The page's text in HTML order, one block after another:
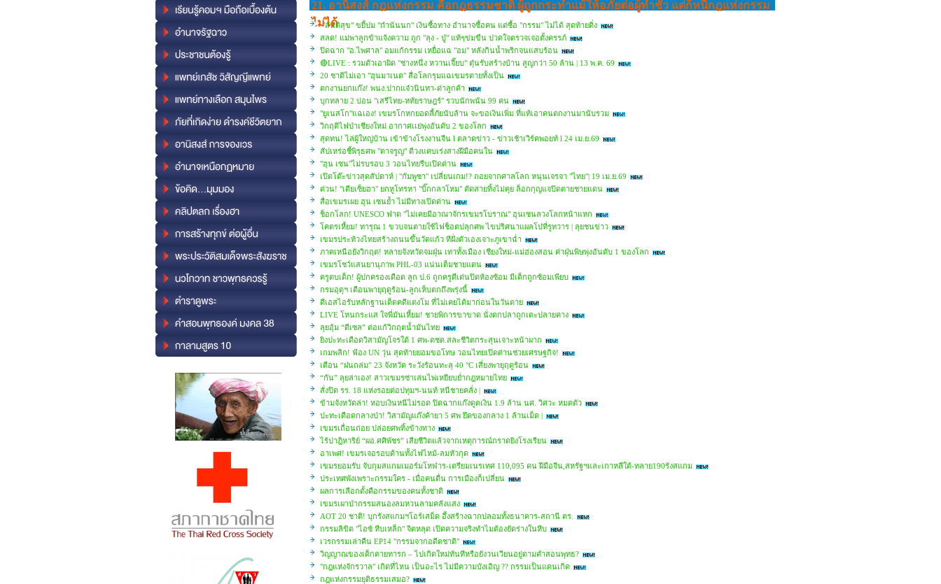
21. อานิสงส์ กฎแห่งกรรม คือกฎธรรมชาติ ผู้ถูกกระทําแม้ให้อภัยต่อผู้ทําชั่ว แต่ก็หนีกฎแห่งกรรม
ไม่ได้
"สันติสุข" ขยี้ปม "กำนันนก" เงินซื้อทาง อำนาจซื้อคน แต่ซื้อ "กรรม" ไม่ได้ สุดท้ายดิ่ง
สลด! แม่พาลูกข้าแจ้งความ ถูก "ลุง - ปู่" แท้ๆข่มขืน ปวดใจตรวจเจอตั้งครรภ์
ปิดฉาก "อ.ไพศาล" อมแก้กรรม เหยื่อแฉ "อม" หลังกินน้ำพริกจนแสบร้อน
🔴LIVE : รวมตัวเอาผิด "ช่างหนึ่ง หวานเจี๊ยบ" ตุ๋นรับสร้างบ้าน สูญกว่า 50 ล้าน | 13 พ.ค. 69
20 ชาติไม่เอา "ฮุนมาเนต" สื่อโลกรุมแฉเขมรตายทั้งเป็น
ตกงานยกแก๊ง! พนง.ปากแจ๋วนินทา-ด่าลูกค้า
บุกทลาย 2 บ่อน "เสรีไทย-หทัยราษฎร์" รวบนักพนัน 99 คน
"ยูเนสโก"แฉเอง! เขมรโกหกยอดลี้ภัยนับล้าน จะขอเงินเพิ่ม ที่แท้เอาคนตกงานมานับรวม
วิกฤติไฟป่าเชียงใหม่ อากาศเเย่พุ่งอันดับ 2 ของโลก
สุดทน! ไล่ผู้ใหญ่บ้าน เข้าข้างโรงงานจีน l ตลาดข่าว - ข่าวเช้าเวิร์คพอยท์ l 24 เม.ย.69
สัปเหร่อชี้พิรุธศพ "ตาจรูญ" ตีวงแคบเร่งสางฝีมือคนใน
"ฮุน เซน"ไม่รบรอบ 3 วอนไทยรีบเปิดด่าน
เปิดโต๊ะข่าวสุดสัปดาห์ | "กัมพูชา" เปลี่ยนเกม!? ถอยจากศาลโลก หนุนเจรจา "ไทย"| 19 เม.ย.69
ด่วน! "เตียเซ็ยฮา" ยกหูโทรหา "บิ๊กกลาโหม" ตัดสายทิ้งไม่คุย ล็อกกุญแจปิดตายชายแดน
สื่อเขมรเผย ฮุน เซนย้ำ ไม่มีทางเปิดด่าน
ช็อกโลก! UNESCO ฟาด "ไม่เคยมีอาณาจักรเขมรโบราณ" ฮุนเซนลวงโลกหน้าแหก
โคตรเหี้ยม! ทารุณ 1 ขวบจนตายใช้ไฟช็อตปลุกศพ ไขปริศนาแผลโบ๋ที่รูทวาร | ลุยชนข่าว
เขมรประท้วงไทยสร้างถนนขึ้นวัดแก้ว ทีฝั่งตัวเองเจาะภูเขาฉ่ำ
ภาคเหนือยังวิกฤต! หลายจังหวัดจมฝุ่น เทาทั้งเมือง เชียงใหม่-แม่ฮ่องสอน ค่าฝุ่นพิษพุ่งอันดับ 1 ของโลก
เขมรโชว์แสนยานุภาพ PHL-03 แน่นเต็มชายแดน
ครูตบเด็ก! ผู้ปกครองเดือด ลูก ป.6 ถูกครูดีเด่นปิดห้องซ้อม มีเด็กถูกซ้อมเพียบ
กรมอุตุฯ เตือนพายุฤดูร้อน-ลูกเห็บตกถึงพรุ่งนี้
ดีเอสไอรับหลักฐานเด็ดคดีแตงโม ที่ไม่เคยได้มาก่อนในวันตาย
LIVE โหนกระแส ใจพี่มันเหี้ยม! ชายพิการขาขาด นั่งตกปลาถูกเตะปลายคาง
ลุยอุ้ม “ดีเซล” ต่อแก้วิกฤตน้ำมันไทย
ยิงปะทะเดือดวิสามัญโจรใต้ 1 ศพ-ตชด.สละชีวิตกระสุนเจาะหน้าผาก
เกมพลิก! ฟ้อง UN วุ่น สุดท้ายยอมขอโทษ วอนไทยเปิดด่านช่วยเศรษฐกิจ!
เตือน “ฝนถล่ม” 23 จังหวัด ระวังร้อนทะลุ 40 °C เสี่ยงพายุฤดูร้อน
“กัน” ลุยล่าเอง! สาวเขมรซ่าเล่นไพ่เหยียบย่ำกฎหมายไทย
สั่งปิด รร. 18 แห่งรอยต่อปทุมฯ-นนท์ หนีชายคลั่ง |
ข้ามจังหวัดล่า! หอบเงินหนีไม่รอด ปิดฉากแก๊งดูดเงิน 1.9 ล้าน นศ. วิศวะ หมดตัว
ปะทะเดือดกลางป่า! วิสามัญแก๊งค้ายา 5 ศพ ยึดของกลาง 1 ล้านเม็ด |
เขมรเถื่อนถ่อย ปล่อยศพทิ้งข้างทาง
ไร้ปาฎิหาริย์ “ผอ.ศศิพัชร” เสียชีวิตแล้วจากเหตุการณ์กราดยิงโรงเรียน
อาเพศ! เขมรเจอรอบด้านทั้งไฟไหม้-ลมหัวกุด
เขมรยอมรับ จับกุมสแกมเมอร์มโหฬาร-เตรียมเนรเทศ 110,095 คน ฝีมือจีน,สหรัฐฯและเกาหลีใต้-ทลาย190รังสแกม
ประเทศพังเพราะกรรมใคร - เมื่อคนตื่น การเมืองก็เปลี่ยน
ผลการเลือกตั้งคือกรรมของคนทั้งชาติ
เขมรเผาป่ากรรมสนองลมหวนลามคลังแสง
AOT 20 ชาติ! บุกรังสแกมฯโอร์เสม็ด อึ้งสร้างฉากปลอมทั้งธนาคาร-สถานี ตร.
กรรมลิขิต "ไอซ์ หีบเหล็ก" จิตหลุด เปิดความจริงทำไมต้องยัดร่างในหีบ
เวรกรรมเล่าคืน EP14 "กรรมจากอดีตชาติ"
วิญญาณของเด็กตายทารก – ไปเกิดใหม่ทันทีหรือยังวนเวียนอยู่ตามคำสอนพุทธ?
"กฎแห่งจักรวาล" เกิดที่ไหน เป็นอะไร ไม่มีความบังเอิญ ?? กรรมเป็นแดนเกิด
กฎแห่งกรรมยุติธรรมเสมอ?